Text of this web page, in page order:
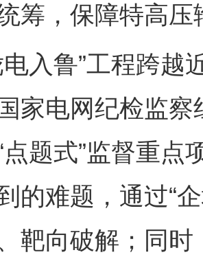
筹，保障特高
鲁”工程跨越
家电网纪检监
点题式”监督重点
的难题，通过“
靶向破解；同